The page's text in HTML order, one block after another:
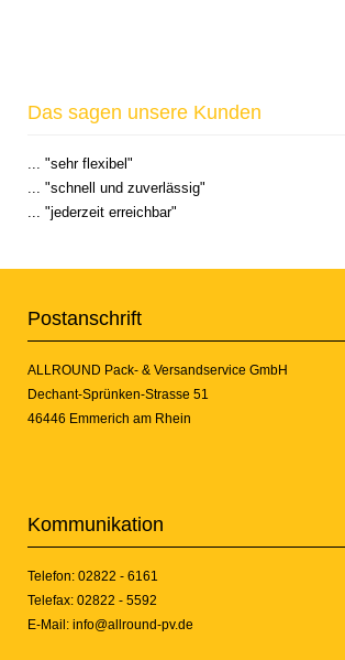
Das sagen unsere Kunden
... "sehr flexibel"
... "schnell und zuverlässig"
... "jederzeit erreichbar"
Postanschrift
ALLROUND Pack- & Versandservice GmbH
Dechant-Sprünken-Strasse 51
46446 Emmerich am Rhein
Kommunikation
Telefon: 02822 - 6161
Telefax: 02822 - 5592
E-Mail: info@allround-pv.de